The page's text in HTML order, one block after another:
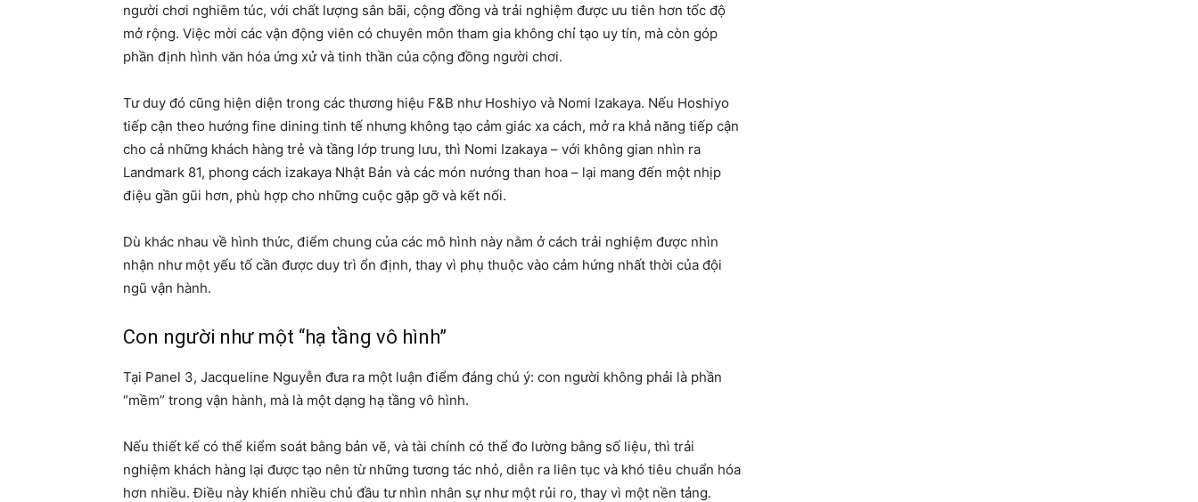
người chơi nghiêm túc, với chất lượng sân bãi, cộng đồng và trải nghiệm được ưu tiên hơn tốc độ
mở rộng. Việc mời các vận động viên có chuyên môn tham gia không chỉ tạo uy tín, mà còn góp
phần định hình văn hóa ứng xử và tinh thần của cộng đồng người chơi.
Tư duy đó cũng hiện diện trong các thương hiệu F&B như Hoshiyo và Nomi Izakaya. Nếu Hoshiyo
tiếp cận theo hướng fine dining tinh tế nhưng không tạo cảm giác xa cách, mở ra khả năng tiếp cận
cho cả những khách hàng trẻ và tầng lớp trung lưu, thì Nomi Izakaya – với không gian nhìn ra
Landmark 81, phong cách izakaya Nhật Bản và các món nướng than hoa – lại mang đến một nhịp
điệu gần gũi hơn, phù hợp cho những cuộc gặp gỡ và kết nối.
Dù khác nhau về hình thức, điểm chung của các mô hình này nằm ở cách trải nghiệm được nhìn
nhận như một yếu tố cần được duy trì ổn định, thay vì phụ thuộc vào cảm hứng nhất thời của đội
ngũ vận hành.
Con người như một “hạ tầng vô hình”
Tại Panel 3, Jacqueline Nguyễn đưa ra một luận điểm đáng chú ý: con người không phải là phần
“mềm” trong vận hành, mà là một dạng hạ tầng vô hình.
Nếu thiết kế có thể kiểm soát bằng bản vẽ, và tài chính có thể đo lường bằng số liệu, thì trải
nghiệm khách hàng lại được tạo nên từ những tương tác nhỏ, diễn ra liên tục và khó tiêu chuẩn hóa
hơn nhiều. Điều này khiến nhiều chủ đầu tư nhìn nhân sự như một rủi ro, thay vì một nền tảng.